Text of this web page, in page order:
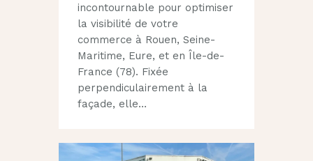
incontournable pour optimiser
la visibilité de votre
commerce à Rouen, Seine-
Maritime, Eure, et en Île-de-
France (78). Fixée
perpendiculairement à la
façade, elle…